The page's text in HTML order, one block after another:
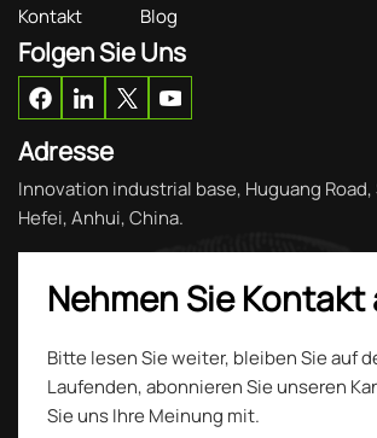
Kontakt
Blog
Folgen Sie Uns
Adresse
Innovation industrial base, Huguang
Hefei, Anhui, China.
Nehmen Sie Kontakt
Bitte lesen Sie weiter, bleiben Sie auf
Laufenden, abonnieren Sie unseren
Sie uns Ihre Meinung mit.